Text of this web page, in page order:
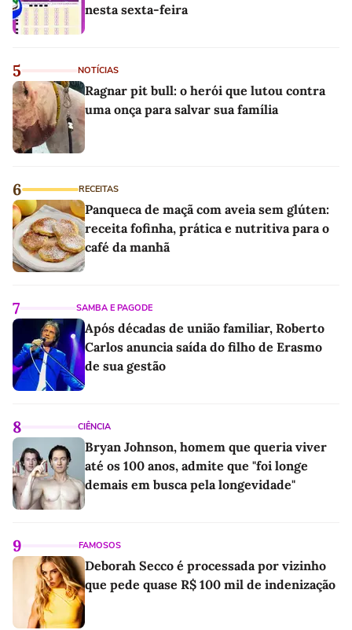
nesta sexta-feira
5 NOTÍCIAS
Ragnar pit bull: o herói que lutou contra
uma onça para salvar sua família
6 RECEITAS
Panqueca de maçã com aveia sem glúten:
receita fofinha, prática e nutritiva para o
café da manhã
7 SAMBA E PAGODE
Após décadas de união familiar, Roberto
Carlos anuncia saída do filho de Erasmo
de sua gestão
8 CIÊNCIA
Bryan Johnson, homem que queria viver
até os 100 anos, admite que "foi longe
demais em busca pela longevidade"
9 FAMOSOS
Deborah Secco é processada por vizinho
que pede quase R$ 100 mil de indenização